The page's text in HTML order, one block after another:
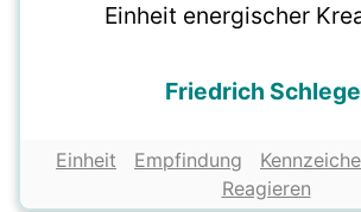
Einheit energischer
Friedrich
Einheit Empfindung
Reagieren